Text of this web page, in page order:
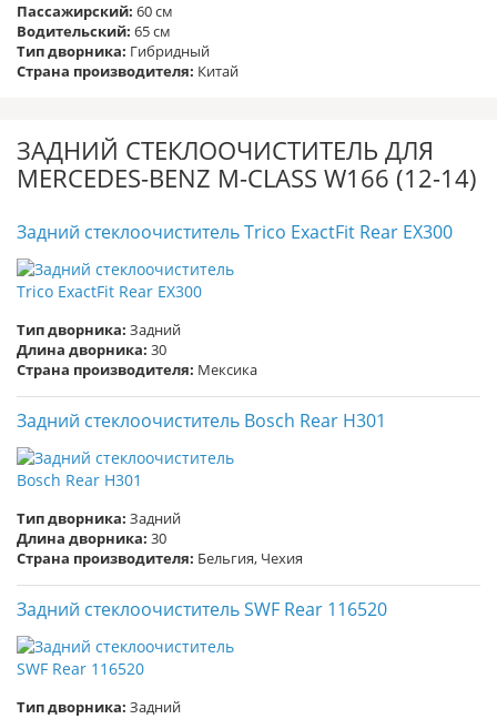
Пассажирский: 60 см
Водительский: 65 см
Тип дворника: Гибридный
Страна производителя: Китай
ЗАДНИЙ СТЕКЛООЧИСТИТЕЛЬ ДЛЯ
MERCEDES-BENZ M-CLASS W166 (12-14)
Задний стеклоочиститель Trico ExactFit Rear EX300
Тип дворника: Задний
Длина дворника: 30
Страна производителя: Мексика
Задний стеклоочиститель Bosch Rear H301
Тип дворника: Задний
Длина дворника: 30
Страна производителя: Бельгия, Чехия
Задний стеклоочиститель SWF Rear 116520
Тип дворника: Задний